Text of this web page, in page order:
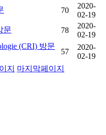
70
2020-
02-19
문 78
2020-
02-19
(CRI) 방문
57
2020-
02-19
지 마지막페이지